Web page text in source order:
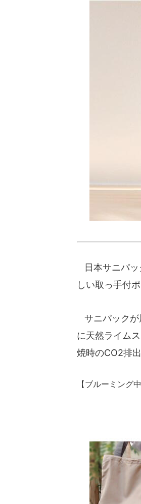
日本サニパッ
しい取っ手付
サニパックが
に天然ライム
焼時のCO2排
【ブルーミング中